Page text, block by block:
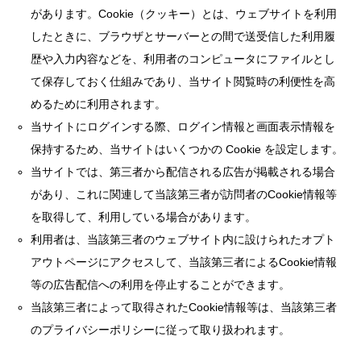
があります。Cookie（クッキー）とは、ウェブサイトを利用
したときに、ブラウザとサーバーとの間で送受信した利用履
歴や入力内容などを、利用者のコンピュータにファイルとし
て保存しておく仕組みであり、当サイト閲覧時の利便性を高
めるために利用されます。
当サイトにログインする際、ログイン情報と画面表示情報を
保持するため、当サイトはいくつかの Cookie を設定します。
当サイトでは、第三者から配信される広告が掲載される場合
があり、これに関連して当該第三者が訪問者のCookie情報等
を取得して、利用している場合があります。
利用者は、当該第三者のウェブサイト内に設けられたオプト
アウトページにアクセスして、当該第三者によるCookie情報
等の広告配信への利用を停止することができます。
当該第三者によって取得されたCookie情報等は、当該第三者
のプライバシーポリシーに従って取り扱われます。